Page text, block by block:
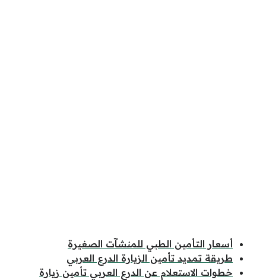
أسعار التأمين الطبي للمنشآت الصغيرة
طريقة تمديد تأمين الزيارة الدرع العربي
خطوات الاستعلام عن الدرع العربي تأمين زيارة